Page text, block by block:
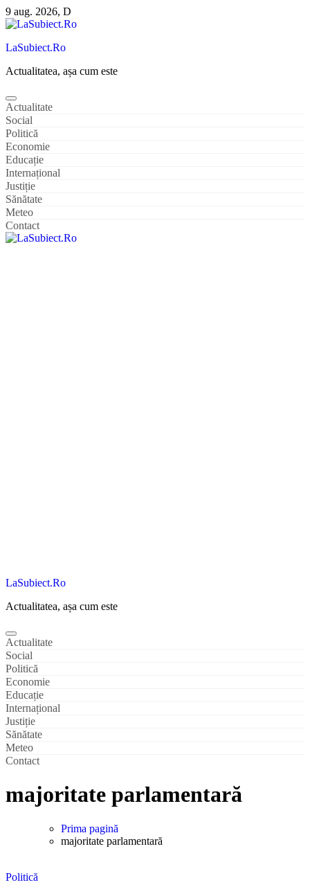
Sari
la
9 aug. 2026, D
LaSubiect.Ro
Actualitatea, așa cum este
Actualitate
Social
Politică
Economie
Educație
Internațional
Justiție
Sănătate
Meteo
Contact
LaSubiect.Ro
Actualitatea, așa cum este
Actualitate
Social
Politică
Economie
Educație
Internațional
Justiție
Sănătate
Meteo
Contact
majoritate parlamentară
Prima pagină
majoritate parlamentară
Politică